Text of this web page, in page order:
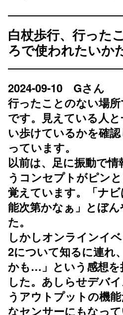
白杖歩行、行った
ろで使われたいか
2024-09-10
Gさん
行ったことのない場
です。見えている人
い歩けているかを確
っています。
以前は、足に振動で
うコンセプトがピン
覚えています。「ナ
能次第かなぁ」とぼ
た。
しかしオンラインイ
2について知るに連れ
かも…」という感想を
した。あしらせデバ
うアウトプットの機
なセンサーにもなっ